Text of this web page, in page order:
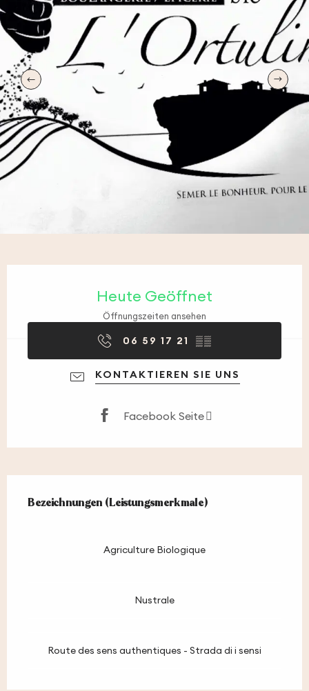
Heute Geöffnet
Öffnungszeiten ansehen
06 59 17 21 ▒▒
KONTAKTIEREN SIE UNS
Facebook Seite
Bezeichnungen (Leistungsmerkmale)
Bezeichnungen (Leistungsmerkmale)
Agriculture Biologique
Nustrale
Route des sens authentiques - Strada di i sensi